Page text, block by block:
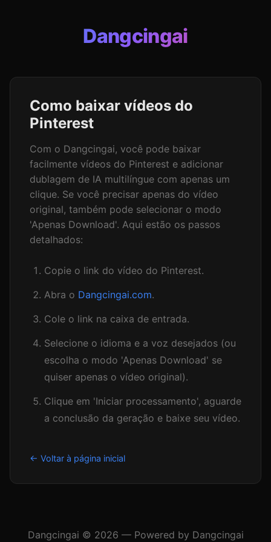
Dangcingai
Como baixar vídeos do
Pinterest
Com o Dangcingai, você pode baixar
facilmente vídeos do Pinterest e adicionar
dublagem de IA multilíngue com apenas um
clique. Se você precisar apenas do vídeo
original, também pode selecionar o modo
'Apenas Download'. Aqui estão os passos
detalhados:
Copie o link do vídeo do Pinterest.
Abra o Dangcingai.com.
Cole o link na caixa de entrada.
Selecione o idioma e a voz desejados (ou
escolha o modo 'Apenas Download' se
quiser apenas o vídeo original).
Clique em 'Iniciar processamento', aguarde
a conclusão da geração e baixe seu vídeo.
← Voltar à página inicial
Dangcingai © 2026 — Powered by Dangcingai